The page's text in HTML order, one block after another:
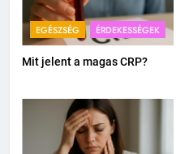
EGÉSZSÉG ÉRDEKESSÉGEK
Mit jelent a magas CRP?